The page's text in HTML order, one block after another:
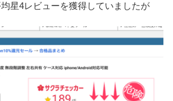
星4レビューを獲得していましたが